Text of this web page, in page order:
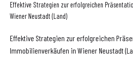
Effektive Strategien zur erfolgreichen
Wiener Neustadt (Land)
Effektive Strategien zur erfolgreichen
Immobilienverkäufen in Wiener Neustadt